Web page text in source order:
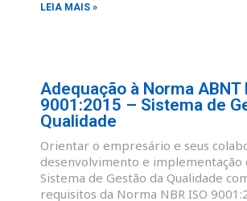
LEIA MAIS »
Adequação à Norma ABNT
9001:2015 – Sistema de
Qualidade
Orientar o empresário e seus
desenvolvimento e implementação
Sistema de Gestão da Qualidade
requisitos da Norma NBR ISO